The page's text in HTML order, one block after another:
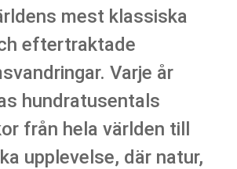
mest klassiska
eftertraktade
Varje år
hundratusentals
från hela världen till
upplevelse, där natur,